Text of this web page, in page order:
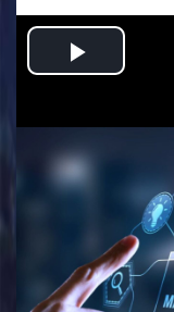
Play
Video